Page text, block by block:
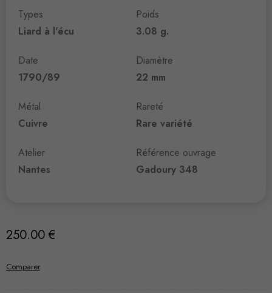
Types
Liard à l'écu
Date
1790/89
Métal
Cuivre
Atelier
Nantes
Poids
3.08 g.
Diamètre
22 mm
Rareté
Rare variété
Référence ouvrage
Gadoury 348
250.00 €
Comparer